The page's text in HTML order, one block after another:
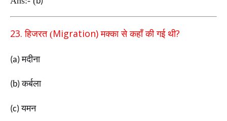
23.हिजरत (Migration)मक्का से कहाँ की गई थी?
(a)मदीना
(b)कर्बला
(c)यमन